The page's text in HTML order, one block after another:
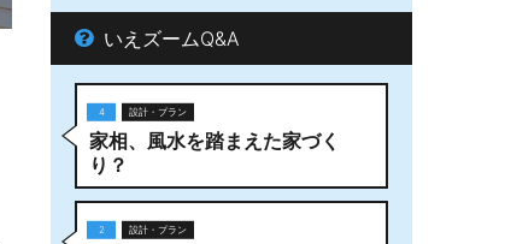
いえズームQ&A
4 設計・プラン
家相、風水を踏まえた家づく
り？
2 設計・プラン